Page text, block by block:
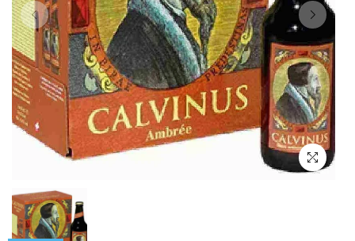
BIÈRES
BOISSONS SANS ALCOOL
CHAMPAGNES
SPIRITUEUX
CATALOGUES
CONTACT